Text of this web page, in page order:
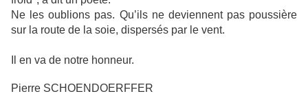
Ne les oublions pas. Qu’ils ne deviennent pas poussière
sur la route de la soie, dispersés par le vent.
Il en va de notre honneur.
Pierre SCHOENDOERFFER